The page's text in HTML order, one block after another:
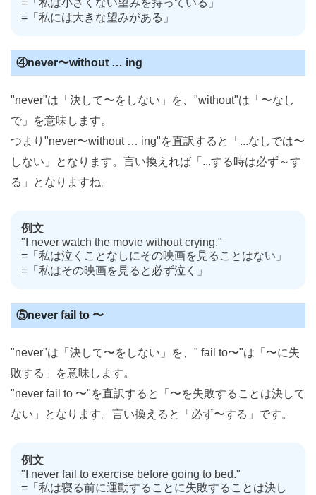
=「私は小さくない望みを持っている」
=「私には大きな望みがある」
④never〜without … ing
"never"は「決して〜をしない」を、"without"は「〜なし
で」を意味します。
つまり"never〜without … ing"を直訳すると「...なしでは〜
しない」となります。言い換えれば「...する時は必ず～す
る」となりますね。
例文
"I never watch the movie without crying."
=「私は泣くことなしにその映画を見ることはない」
=「私はその映画を見ると必ず泣く」
⑤never fail to 〜
"never"は「決して〜をしない」を、" fail to〜"は「〜に失
敗する」を意味します。
"never fail to 〜"を直訳すると「〜を失敗することは決して
ない」となります。言い換えると「必ず〜する」です。
例文
"I never fail to exercise before going to bed."
=「私は寝る前に運動することに失敗することは決し